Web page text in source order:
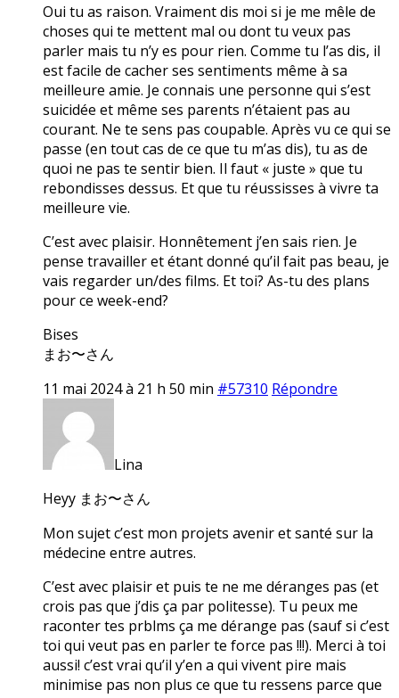
Oui tu as raison. Vraiment dis moi si je me mêle de
choses qui te mettent mal ou dont tu veux pas
parler mais tu n’y es pour rien. Comme tu l’as dis, il
est facile de cacher ses sentiments même à sa
meilleure amie. Je connais une personne qui s’est
suicidée et même ses parents n’étaient pas au
courant. Ne te sens pas coupable. Après vu ce qui se
passe (en tout cas de ce que tu m’as dis), tu as de
quoi ne pas te sentir bien. Il faut « juste » que tu
rebondisses dessus. Et que tu réussisses à vivre ta
meilleure vie.
C’est avec plaisir. Honnêtement j’en sais rien. Je
pense travailler et étant donné qu’il fait pas beau, je
vais regarder un/des films. Et toi? As-tu des plans
pour ce week-end?
Bises
まお〜さん
11 mai 2024 à 21 h 50 min #57310 Répondre
Lina
Heyy まお〜さん
Mon sujet c’est mon projets avenir et santé sur la
médecine entre autres.
C’est avec plaisir et puis te ne me déranges pas (et
crois pas que j’dis ça par politesse). Tu peux me
raconter tes prblms ça me dérange pas (sauf si c’est
toi qui veut pas en parler te force pas !!!). Merci à toi
aussi! c’est vrai qu’il y’en a qui vivent pire mais
minimise pas non plus ce que tu ressens parce que